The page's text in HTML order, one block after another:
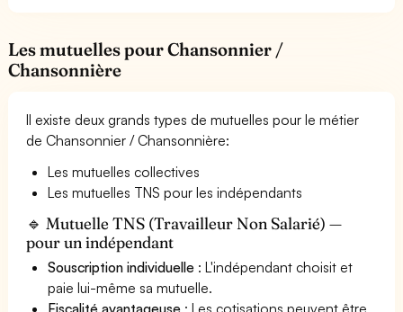
Les mutuelles pour Chansonnier /
Chansonnière
Il existe deux grands types de mutuelles pour le métier
de Chansonnier / Chansonnière:
Les mutuelles collectives
Les mutuelles TNS pour les indépendants
🔹 Mutuelle TNS (Travailleur Non Salarié) —
pour un indépendant
Souscription individuelle : L'indépendant choisit et
paie lui-même sa mutuelle.
Fiscalité avantageuse : Les cotisations peuvent être